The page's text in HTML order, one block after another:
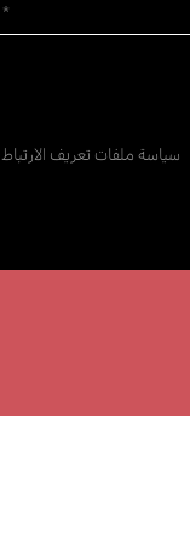
سياسة ملفات تعريف الارتباط